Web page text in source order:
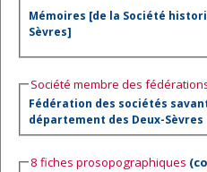
Mémoires [de la Société
Sèvres]
Société membre des
Fédération des sociétés
département des Deux-Sèvres
8 fiches prosopographiques